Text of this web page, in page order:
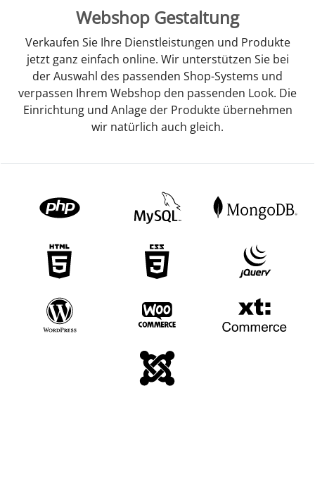
Webshop Gestaltung
Verkaufen Sie Ihre Dienstleistungen und Produkte
jetzt ganz einfach online. Wir unterstützen Sie bei
der Auswahl des passenden Shop-Systems und
verpassen Ihrem Webshop den passenden Look. Die
Einrichtung und Anlage der Produkte übernehmen
wir natürlich auch gleich.